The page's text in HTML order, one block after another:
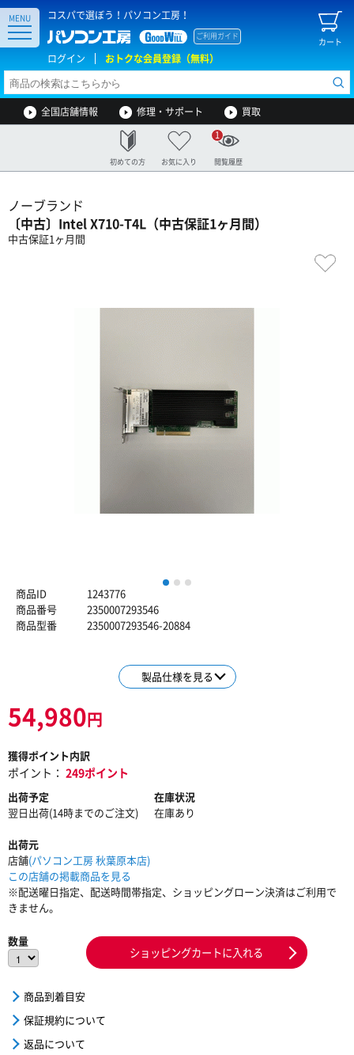
コスパで選ぼう！パソコン工房！
カート
ご利用ガイド
ログイン おトクな会員登録（無料）
MENU
全国店舗情報 修理・サポート 買取
初めての方 お気に入り 閲覧履歴
1
ノーブランド
〔中古〕Intel X710-T4L（中古保証1ヶ月間）
中古保証1ヶ月間
1 2
商品ID
1243776
商品番号
2350007293546
商品型番
2350007293546-20884
製品仕様を見る
54,980円
獲得ポイント内訳
ポイント： 249ポイント
出荷予定
翌日出荷(14時までのご注文)
在庫状況
在庫あり
出荷元
店舗(パソコン工房 秋葉原本店)
この店舗の掲載商品を見る
※配送曜日指定、配送時間帯指定、ショッピングローン決済はご利用で
きません。
数量
ショッピングカートに入れる
商品到着目安
保証規約について
返品について